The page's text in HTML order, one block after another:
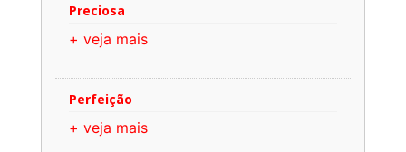
Preciosa
+ veja mais
Perfeição
+ veja mais